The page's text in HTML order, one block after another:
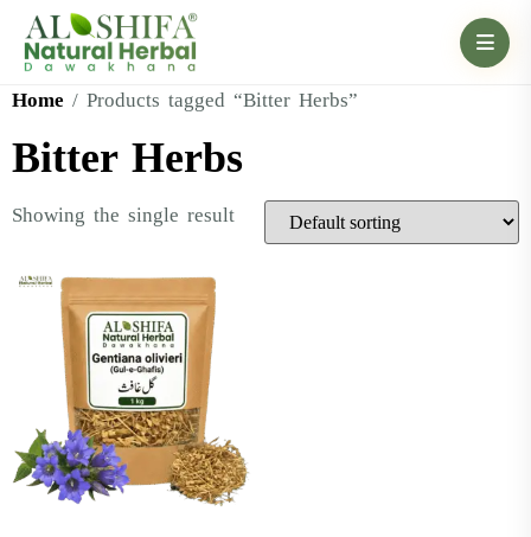
Home / Products tagged “Bitter Herbs”
Bitter Herbs
Showing the single result